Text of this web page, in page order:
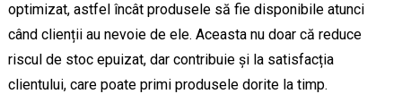
optimizat, astfel încât produsele să fie disponibile atunci
când clienții au nevoie de ele. Aceasta nu doar că reduce
riscul de stoc epuizat, dar contribuie și la satisfacția
clientului, care poate primi produsele dorite la timp.